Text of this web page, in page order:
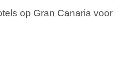
op Gran Canaria voor